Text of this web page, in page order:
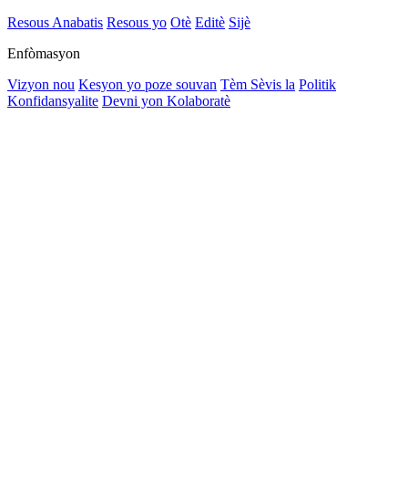
Resous Anabatis Resous yo Otè Editè Sijè
Enfòmasyon
Vizyon nou Kesyon yo poze souvan Tèm Sèvis la Politik
Konfidansyalite Devni yon Kolaboratè